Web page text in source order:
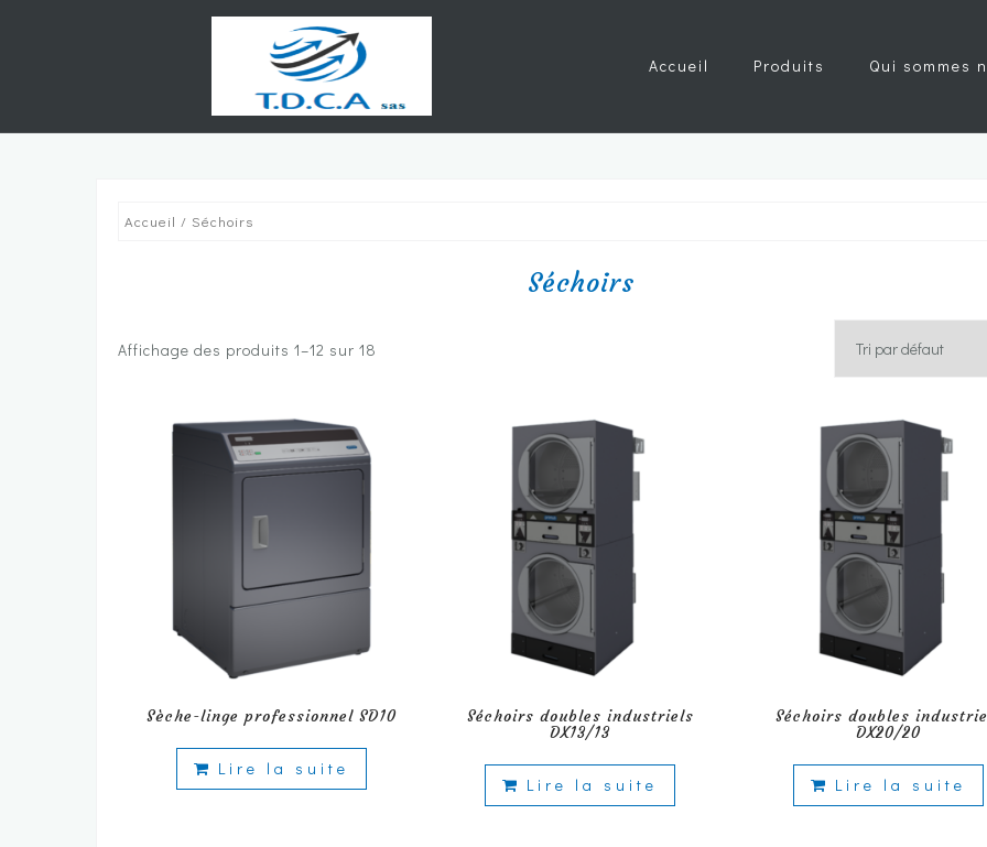
Accueil Produits Qui sommes
Accueil / Séchoirs
Séchoirs
Affichage des produits 1–12 sur 18
Sèche-linge professionnel SD10
Lire la suite
Séchoirs doubles industriels
DX13/13
Lire la suite
Séchoirs doubles
DX20/20
Lire la suite